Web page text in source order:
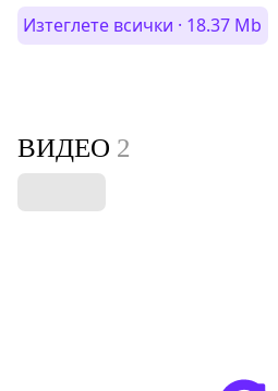
Изтеглете всички · 18.37 Mb
ВИДЕО 2